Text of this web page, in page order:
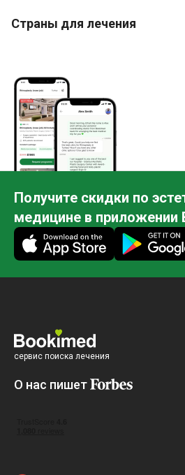
Страны для лечения
Получите скидки по
медицине в приложении
сервис поиска лечения
О нас пишет